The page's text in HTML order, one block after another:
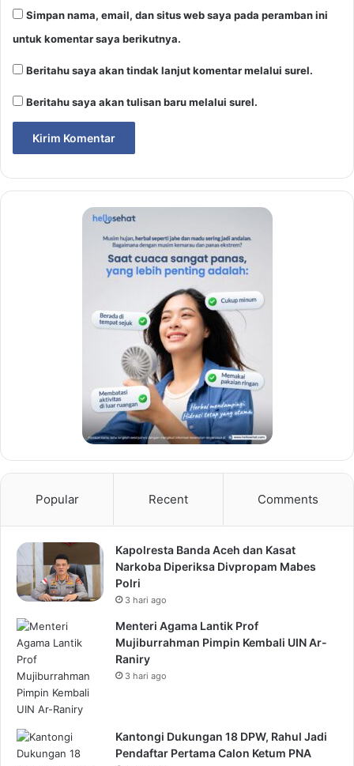
Simpan nama, email, dan situs web saya pada peramban ini
untuk komentar saya berikutnya.
Beritahu saya akan tindak lanjut komentar melalui surel.
Beritahu saya akan tulisan baru melalui surel.
Popular Recent Comments
Kapolresta Banda Aceh dan Kasat
Narkoba Diperiksa Divpropam Mabes
Polri
3 hari ago
Menteri Agama Lantik Prof
Mujiburrahman Pimpin Kembali UIN Ar-
Raniry
3 hari ago
Kantongi Dukungan 18 DPW, Rahul Jadi
Pendaftar Pertama Calon Ketum PNA